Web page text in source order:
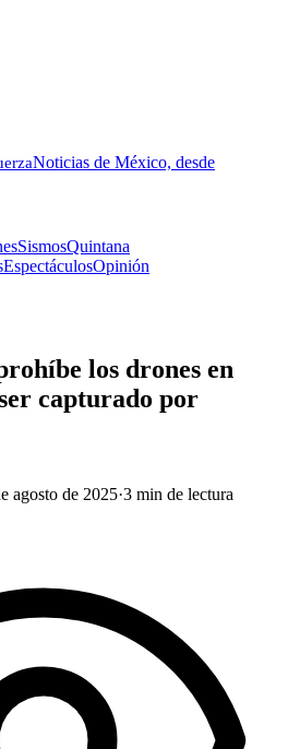
Noticias de México, desde
SismosQuintana
EspectáculosOpinión
los drones en
capturado por
agosto de 2025·3 min de lectura